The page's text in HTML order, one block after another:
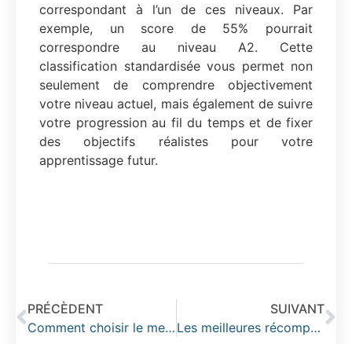
correspondant à l’un de ces niveaux. Par
exemple, un score de 55% pourrait
correspondre au niveau A2. Cette
classification standardisée vous permet non
seulement de comprendre objectivement
votre niveau actuel, mais également de suivre
votre progression au fil du temps et de fixer
des objectifs réalistes pour votre
apprentissage futur.
PRÉCÈDENT
Comment choisir le meilleur consultant en automatisation IA pour votre entreprise
SUIVANT
Les meilleures récompenses pour Comment Dresser un Chien pour la Truffe ? avec le renforcement positif